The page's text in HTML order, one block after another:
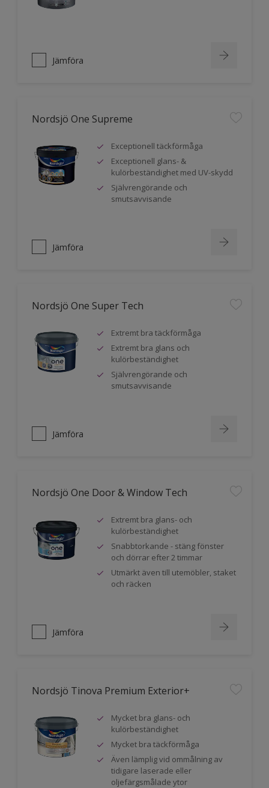
Jämföra
Nordsjö One Supreme
Exceptionell täckförmåga
Exceptionell glans- &
kulörbeständighet med UV-skydd
Självrengörande och
smutsavvisande
Jämföra
Nordsjö One Super Tech
Extremt bra täckförmåga
Extremt bra glans och
kulörbeständighet
Självrengörande och
smutsavvisande
Jämföra
Nordsjö One Door & Window Tech
Extremt bra glans- och
kulörbeständighet
Snabbtorkande - stäng fönster
och dörrar efter 2 timmar
Utmärkt även till utemöbler, staket
och räcken
Jämföra
Nordsjö Tinova Premium Exterior+
Mycket bra glans- och
kulörbeständighet
Mycket bra täckförmåga
Även lämplig vid ommålning av
tidigare laserade eller
oljefärgsmålade ytor